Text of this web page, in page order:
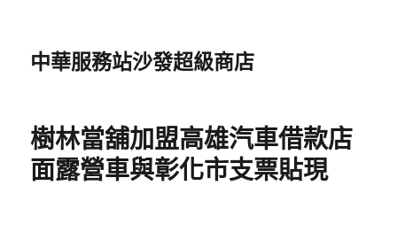
中華服務站沙發超級商店
樹林當舖加盟高雄汽車借款店
面露營車與彰化市支票貼現